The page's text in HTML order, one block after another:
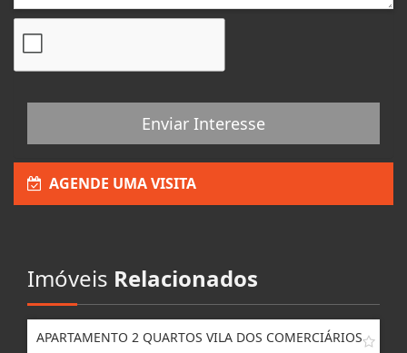
Enviar Interesse
AGENDE UMA VISITA
Imóveis Relacionados
APARTAMENTO 2 QUARTOS VILA DOS COMERCIÁRIOS